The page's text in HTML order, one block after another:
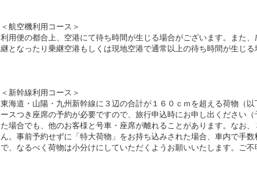
＜航空機利用コース＞
利用便の都合上、空港にて待ち時間が生じる場合がございます。また
継となったり乗継空港もしくは現地空港で通常以上の待ち時間が生じる
＜新幹線利用コース＞
東海道・山陽・九州新幹線に３辺の合計が１６０ｃｍを超える荷物（
ースつき座席の予約が必要ですので、旅行申込時にお申し出ください
た場合でも、他のお客様と号車・座席が離れることがあります。なお
ん。事前予約せずに「特大荷物」をお持ち込みされた場合、車内で手
で、なるべく荷物は小分けにしていただくようお願いいたします。ご不